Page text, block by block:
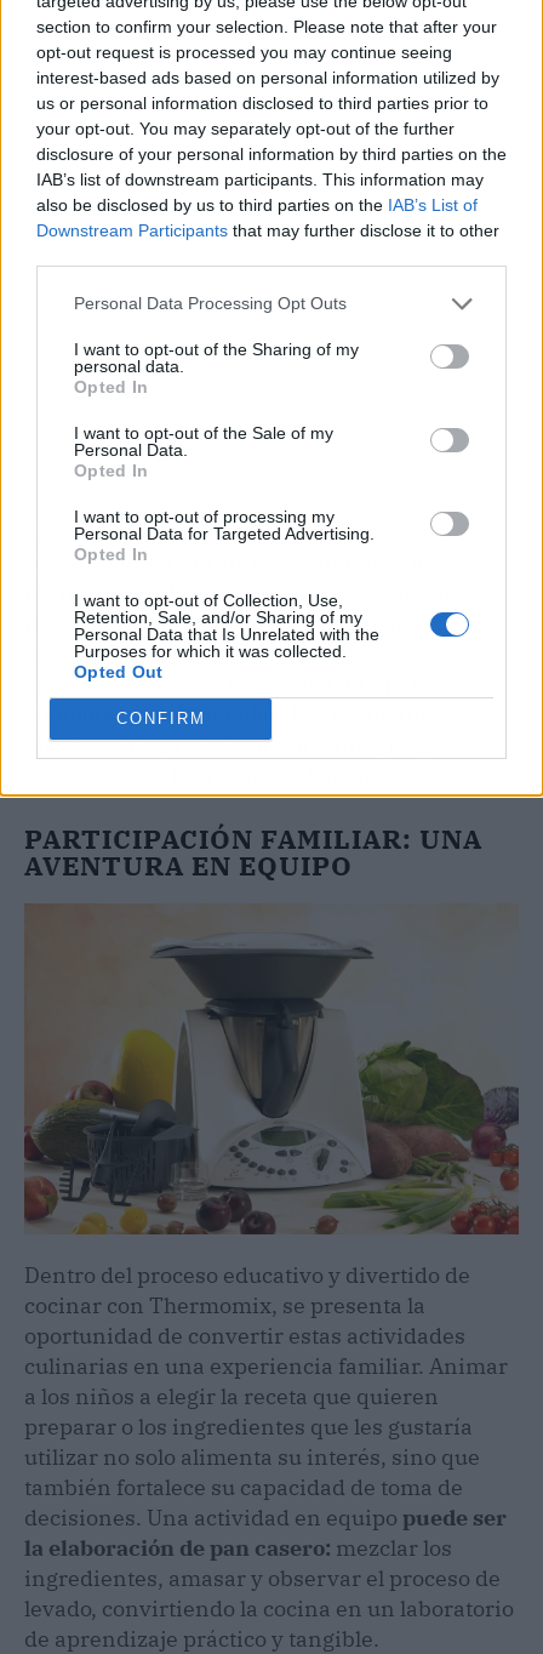
section to confirm your selection. Please note that after your
opt-out request is processed you may continue seeing
interest-based ads based on personal information utilized by
us or personal information disclosed to third parties prior to
your opt-out. You may separately opt-out of the further
disclosure of your personal information by third parties on the
IAB’s list of downstream participants. This information may
also be disclosed by us to third parties on the IAB’s List of
Downstream Participants that may further disclose it to other
Personal Data Processing Opt Outs
I want to opt-out of the Sharing of my
personal data.
Opted In
I want to opt-out of the Sale of my
Personal Data.
Opted In
I want to opt-out of processing my
Personal Data for Targeted Advertising.
Opted In
I want to opt-out of Collection, Use,
Retention, Sale, and/or Sharing of my
Personal Data that Is Unrelated with the
Purposes for which it was collected.
Opted Out
CONFIRM
Publicidad
Este robot de cocina también enseña sobre la
sostenibilidad y el aprovechamiento de los
ingredientes. Un buen ejercicio es preparar
recetas que utilicen partes del alimento que
normalmente descartaríamos, como verduras
para hacer caldos o restos de
compotas y mermeladas.
fomenta un aprovechamiento integral y
PARTICIPACIÓN FAMILIAR: UNA
AVENTURA EN EQUIPO
Dentro del proceso educativo y divertido de
cocinar con Thermomix, se presenta la
oportunidad de convertir estas actividades
culinarias en una experiencia familiar. Animar
a los niños a elegir la receta que quieren
preparar o los ingredientes que les gustaría
utilizar no solo alimenta su interés, sino que
también fortalece su capacidad de toma de
decisiones. Una actividad en equipo puede ser
la elaboración de pan casero: mezclar los
ingredientes, amasar y observar el proceso de
levado, convirtiendo la cocina en un laboratorio
de aprendizaje práctico y tangible.